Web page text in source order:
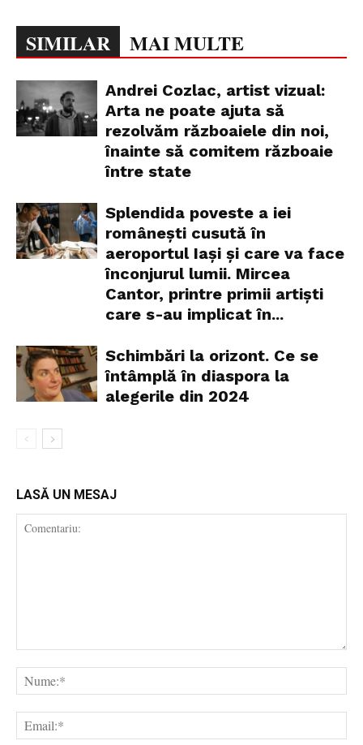
SIMILAR MAI MULTE
Andrei Cozlac, artist vizual:
Arta ne poate ajuta să
rezolvăm războaiele din noi,
înainte să comitem războaie
între state
Splendida poveste a iei
românești cusută în
aeroportul Iași și care va face
înconjurul lumii. Mircea
Cantor, printre primii artiști
care s-au implicat în...
Schimbări la orizont. Ce se
întâmplă în diaspora la
alegerile din 2024
LASĂ UN MESAJ